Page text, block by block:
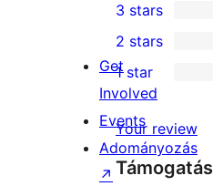
star
reviews
4-
star
reviews
1
3-
star
review
3 stars
2-
reviews
2 stars
star
reviews
1 star
Your review
Támogatás
Get
Involved
Events
Adományozás
↗